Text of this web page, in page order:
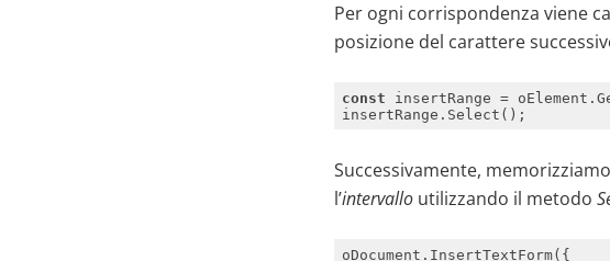
Per ogni corrispondenza viene
posizione del carattere
const
Successivamente,
l’intervallo utilizzando il metodo